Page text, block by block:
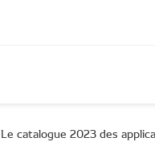
Le catalogue 2023 des